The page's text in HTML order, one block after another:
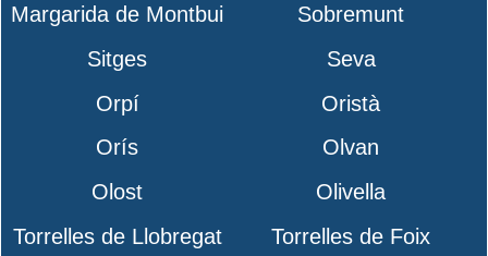
Margarida de Montbui
Sobremunt
Sitges
Seva
Orpí
Oristà
Orís
Olvan
Olost
Olivella
Torrelles de Llobregat
Torrelles de Foix